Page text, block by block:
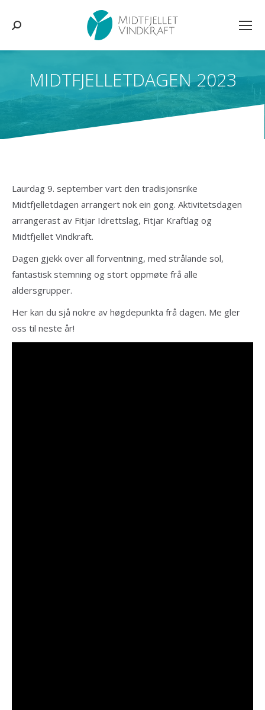
Søk:
MIDTFJELLETDAGEN 2023
You are here:
Laurdag 9. september vart den tradisjonsrike
Midtfjelletdagen arrangert nok ein gong. Aktivitetsdagen
arrangerast av Fitjar Idrettslag, Fitjar Kraftlag og
Midtfjellet Vindkraft.
Dagen gjekk over all forventning, med strålande sol,
fantastisk stemning og stort oppmøte frå alle
aldersgrupper.
Her kan du sjå nokre av høgdepunkta frå dagen. Me gler
oss til neste år!